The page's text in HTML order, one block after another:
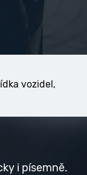
vozidel,
i písemně.